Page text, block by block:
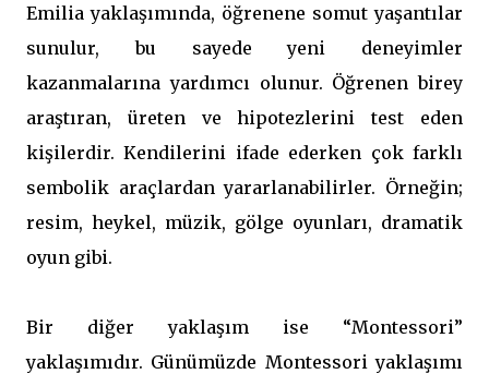
Emilia yaklaşımında, öğrenene somut yaşantılar
sunulur, bu sayede yeni deneyimler
kazanmalarına yardımcı olunur. Öğrenen birey
araştıran, üreten ve hipotezlerini test eden
kişilerdir. Kendilerini ifade ederken çok farklı
sembolik araçlardan yararlanabilirler. Örneğin;
resim, heykel, müzik, gölge oyunları, dramatik
oyun gibi.
Bir diğer yaklaşım ise “Montessori”
yaklaşımıdır. Günümüzde Montessori yaklaşımı